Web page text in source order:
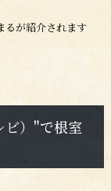
るが紹介されます
）"で根室